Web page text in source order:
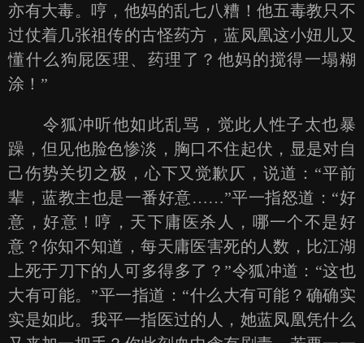
亦有大毒。哼，他妈的乱七八糟！他五毒教只不
过仗着几张祖传的古怪药方，蓝凤凰这小妞儿又
懂什么狗屁医理、药理了？他妈的搅得一塌糊
涂！”
令狐冲听他如此乱骂，觉此人性子太也暴
躁，但见他脸色惨淡，胸口不住起伏，显是对自
己伤势关切之极，心下又觉歉仄，说道：“平前
辈，蓝教主也是一番好意……”平一指怒道：“好
意，好意！哼，天下庸医杀人，哪一个不是好
意？你知不知道，每天庸医害死的人数，比江湖
上死于刀下的人可多得多了？”令狐冲道：“这也
大有可能。”平一指道：“什么大有可能？确确实
实是如此。我平一指医过的人，她蓝凤凰凭什么